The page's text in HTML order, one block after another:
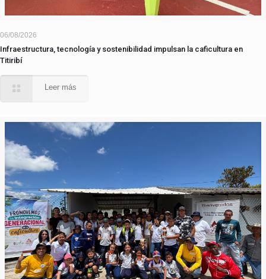
06/08/2026
Infraestructura, tecnología y sostenibilidad impulsan la caficultura en
Titiribí
Leer más